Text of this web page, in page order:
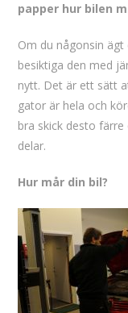
papper hur bilen
Om du någonsin
besiktiga den med
nytt. Det är ett sätt
gator är hela och
bra skick desto
delar.
Hur mår din bil?